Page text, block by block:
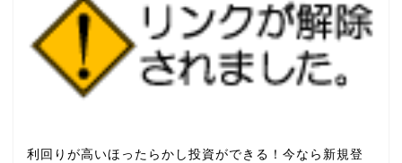
利回りが高いほったらかし投資ができる！今なら新規登